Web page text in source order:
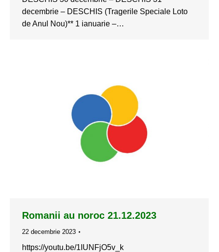
decembrie – DESCHIS (Tragerile Speciale Loto
de Anul Nou)** 1 ianuarie –…
Romanii au noroc 21.12.2023
22 decembrie 2023
https://youtu.be/1IUNFjO5v_k